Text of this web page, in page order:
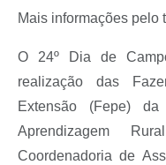
Mais informações pelo
O 24º Dia de
realização das
Extensão (Fepe)
Aprendizagem
Coordenadoria de